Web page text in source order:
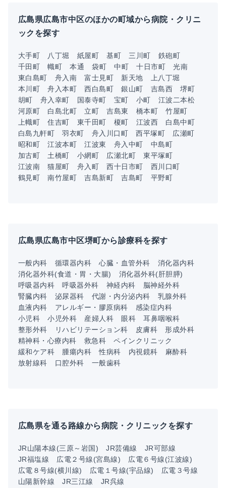
広島県広島市中区のほかの町域から病院・クリニ
ックを探す
大手町 八丁堀 紙屋町 基町 三川町
鉄砲町
千田町
幟町 本通 袋町 中町 十日市町
光南
東白島町
舟入南 富士見町 新天地
上八丁堀
本川町
舟入本町 西白島町 銀山町 吉島西
堺町
胡町
舟入幸町 国泰寺町 宝町 小町
江波二本松
河原町
白島北町 立町 吉島東 橋本町
竹屋町
上幟町
住吉町 東千田町 榎町 江波西
白島中町
白島九軒町
羽衣町 舟入川口町 西平塚町
広瀬町
昭和町
江波本町 江波東 舟入中町
中島町
加古町
土橋町 小網町 広瀬北町
東平塚町
江波南
猫屋町 舟入町 西十日市町
西川口町
鶴見町
南竹屋町 吉島新町 吉島町 平野町
広島県広島市中区堺町から診療科を探す
一般内科 循環器内科 心臓・血管外科
消化器内科
消化器外科(食道・胃・大腸)
消化器外科(肝胆膵)
呼吸器内科
呼吸器外科 神経内科
脳神経外科
腎臓内科
泌尿器科 代謝・内分泌内科
乳腺外科
血液内科
アレルギー・膠原病科
感染症内科
小児科
小児外科 産婦人科 眼科
耳鼻咽喉科
整形外科
リハビリテーション科 皮膚科
形成外科
精神科・心療内科
救急科
ペインクリニック
緩和ケア科
腫瘍内科 性病科 内視鏡科
麻酔科
放射線科
口腔外科 一般歯科
広島県を通る路線から病院・クリニックを探す
JR山陽本線(三原～岩国) JR芸備線
JR可部線
JR福塩線
広電２号線(宮島線)
広電６号線(江波線)
広電８号線(横川線)
広電１号線(宇品線)
広電３号線
山陽新幹線
JR三江線
JR呉線